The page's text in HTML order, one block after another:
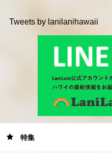
Tweets by lanilanihawaii
特集